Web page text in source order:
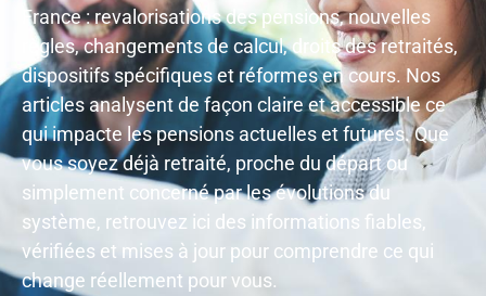
France : revalorisations des pensions, nouvelles
règles, changements de calcul, droits des retraités,
dispositifs spécifiques et réformes en cours. Nos
articles analysent de façon claire et accessible ce
qui impacte les pensions actuelles et futures. Que
vous soyez déjà retraité, proche du départ ou
simplement concerné par les évolutions du
système, retrouvez ici des informations fiables,
vérifiées et mises à jour pour comprendre ce qui
change réellement pour vous.